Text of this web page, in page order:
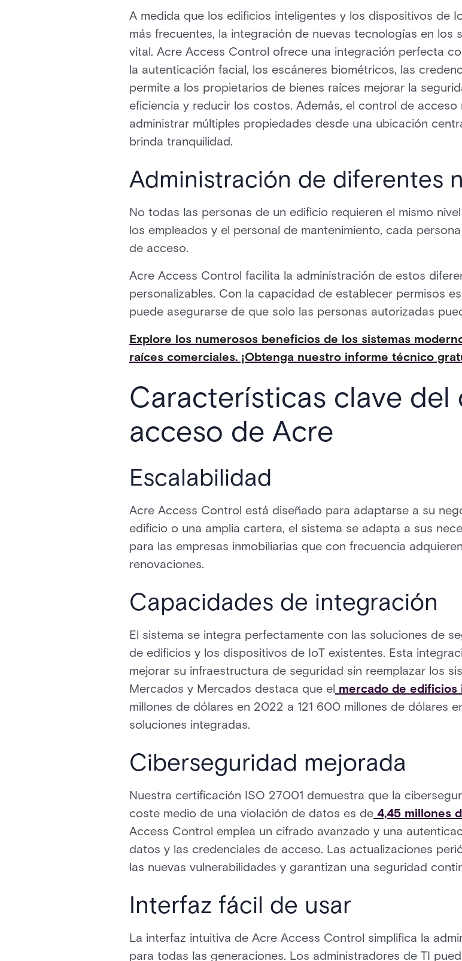
A medida que los edificios inteligentes y los dispositivos de
más frecuentes, la integración de nuevas tecnologías en los
vital. Acre Access Control ofrece una integración perfecta
la autenticación facial, los escáneres biométricos, las
permite a los propietarios de bienes raíces mejorar la
eficiencia y reducir los costos. Además, el control de
administrar múltiples propiedades desde una ubicación
brinda tranquilidad.
Administración de diferentes
No todas las personas de un edificio requieren el mismo
los empleados y el personal de mantenimiento, cada
de acceso.
Acre Access Control facilita la administración de estos
personalizables. Con la capacidad de establecer permisos
puede asegurarse de que solo las personas autorizadas
Explore los numerosos beneficios de los sistemas
raíces comerciales. ¡Obtenga nuestro informe técnico
Características clave
acceso de Acre
Escalabilidad
Acre Access Control está diseñado para adaptarse a su
edificio o una amplia cartera, el sistema se adapta a sus
para las empresas inmobiliarias que con frecuencia
renovaciones.
Capacidades de integración
El sistema se integra perfectamente con las soluciones de
de edificios y los dispositivos de IoT existentes. Esta
mejorar su infraestructura de seguridad sin reemplazar los
Mercados y Mercados destaca que el mercado de
millones de dólares en 2022 a 121 600 millones de dólares
soluciones integradas.
Ciberseguridad mejorada
Nuestra certificación ISO 27001 demuestra que la
coste medio de una violación de datos es de 4,45 millones
Access Control emplea un cifrado avanzado y una
datos y las credenciales de acceso. Las actualizaciones
las nuevas vulnerabilidades y garantizan una seguridad
Interfaz fácil de usar
La interfaz intuitiva de Acre Access Control simplifica la
para todas las generaciones. Los administradores de TI